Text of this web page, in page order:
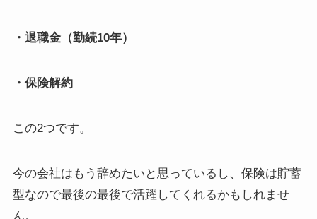
・退職金（勤続10年）
・保険解約
この2つです。
今の会社はもう辞めたいと思っているし、保険は貯蓄
型なので最後の最後で活躍してくれるかもしれませ
ん。